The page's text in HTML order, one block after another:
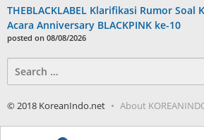
THEBLACKLABEL Klarifikasi Rumor Soal
Acara Anniversary BLACKPINK ke-10
posted on 08/08/2026
for:
© 2018 KoreanIndo.net About